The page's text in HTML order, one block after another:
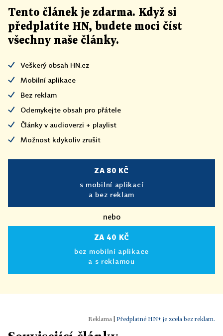
Tento článek je zdarma. Když si
předplatíte HN, budete moci číst
všechny naše články.
Veškerý obsah HN.cz
Mobilní aplikace
Bez reklam
Odemykejte obsah pro přátele
Články v audioverzi + playlist
Možnost kdykoliv zrušit
ZA 80 KČ
s mobilní aplikací
a bez reklam
nebo
ZA 40 KČ
bez mobilní aplikace
a s reklamou
Předplatné HN+ je zcela bez reklam.